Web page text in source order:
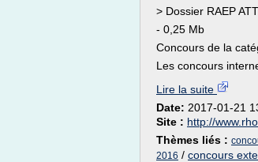
> Dossier RAEP
- 0,25 Mb
Concours de la
Les concours
Lire la suite
Date: 2017-01-21
Site : http://
Thèmes liés :
2016 / concours